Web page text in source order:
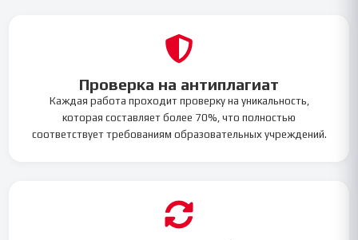
Проверка на антиплагиат
Каждая работа проходит проверку на уникальность,
которая составляет более 70%, что полностью
соответствует требованиям образовательных учреждений.